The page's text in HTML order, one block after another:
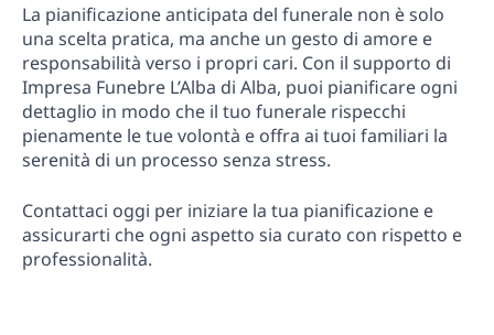
La pianificazione anticipata del funerale non è solo
una scelta pratica, ma anche un gesto di amore e
responsabilità verso i propri cari. Con il supporto di
Impresa Funebre L’Alba di Alba, puoi pianificare ogni
dettaglio in modo che il tuo funerale rispecchi
pienamente le tue volontà e offra ai tuoi familiari la
serenità di un processo senza stress.
Contattaci oggi per iniziare la tua pianificazione e
assicurarti che ogni aspetto sia curato con rispetto e
professionalità.